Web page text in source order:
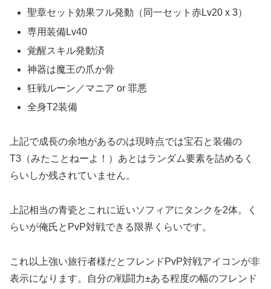
聖章セット効果フル発動（同一セット赤Lv20 x 3）
専用装備Lv40
覚醒スキル発動済
神器は魔王の爪か骨
狂戦ルーン／マニア or 罪悪
全身T2装備
上記で成長の余地があるのは現時点では宝石と装備の
T3（みたことねーよ！）あとはランダム要素を詰めるく
らいしか残されていません。
上記相当の青瓷とこれに近いソフィアにタンクを2体。く
らいが俺氏とPvP対戦できる限界くらいです。
これ以上強い旅行者様だとフレンドPvP対戦アイコンが非
表示になります。自分の戦闘力±ある程度の幅のフレンド